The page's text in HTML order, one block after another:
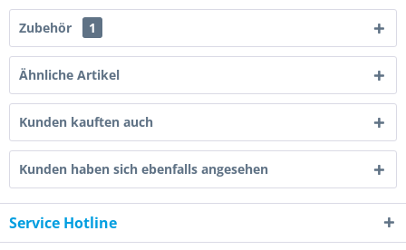
Zubehör 1
Ähnliche Artikel
Kunden kauften auch
Kunden haben sich ebenfalls angesehen
Service Hotline